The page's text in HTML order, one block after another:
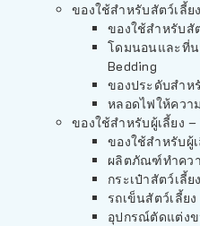
ของใช้สำหรับสัตว์เลี้ย
ของใช้สำหรับสั
โดมนอนและที่น
Bedding
ของประดับสำห
หลอดไฟให้ควา
ของใช้สำหรับผู้เลี้ยง
ของใช้สำหรับผู้
ผลิตภัณฑ์ทำคว
กระเป๋าสัตว์เลี้
รถเข็นสัตว์เลี้ย
อุปกรณ์ตัดแต่งข